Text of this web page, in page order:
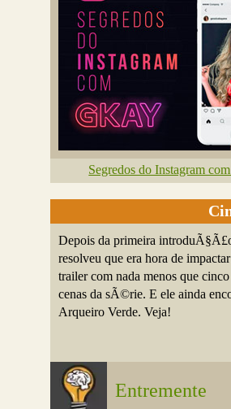
Segredos do Instagram
Depois da primeira
resolveu que era hora de
trailer com nada menos que
cenas da sÃ©rie. E ele ainda
Arqueiro Verde. Veja!
Entremente